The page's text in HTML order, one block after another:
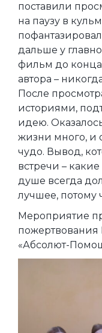
поставили
на паузу в
дальше у
фильм до
автора –
После
историями,
идею.
жизни много, и
чудо. Вывод,
встречи –
душе всегда
лучшее, потому
Мероприятие
пожертвования
«Абсолют-